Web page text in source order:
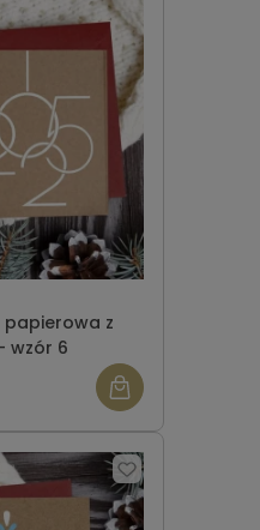
z
logo- rozkładana- wzór 6